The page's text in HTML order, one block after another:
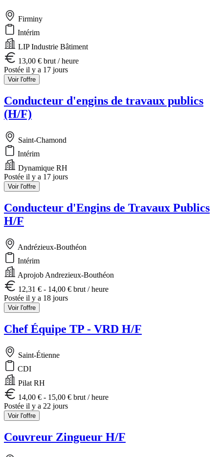
Firminy
Intérim
LIP Industrie Bâtiment
13,00 € brut / heure
Postée il y a 17 jours
Voir l'offre
Conducteur d'engins de travaux publics
(H/F)
Saint-Chamond
Intérim
Dynamique RH
Postée il y a 17 jours
Voir l'offre
Conducteur d'Engins de Travaux Publics
H/F
Andrézieux-Bouthéon
Intérim
Aprojob Andrezieux-Bouthéon
12,31 € - 14,00 € brut / heure
Postée il y a 18 jours
Voir l'offre
Chef Équipe TP - VRD H/F
Saint-Étienne
CDI
Pilat RH
14,00 € - 15,00 € brut / heure
Postée il y a 22 jours
Voir l'offre
Couvreur Zingueur H/F